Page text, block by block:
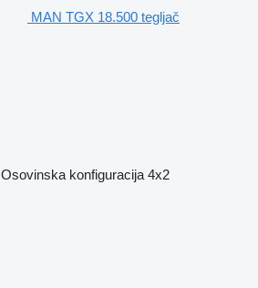
MAN TGX 18.500 tegljač
Osovinska konfiguracija 4x2